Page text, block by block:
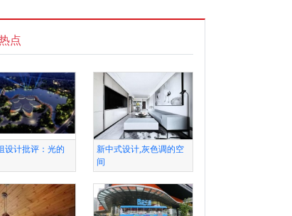
点
设计批评：光的
新中式设计,灰色调的空
间